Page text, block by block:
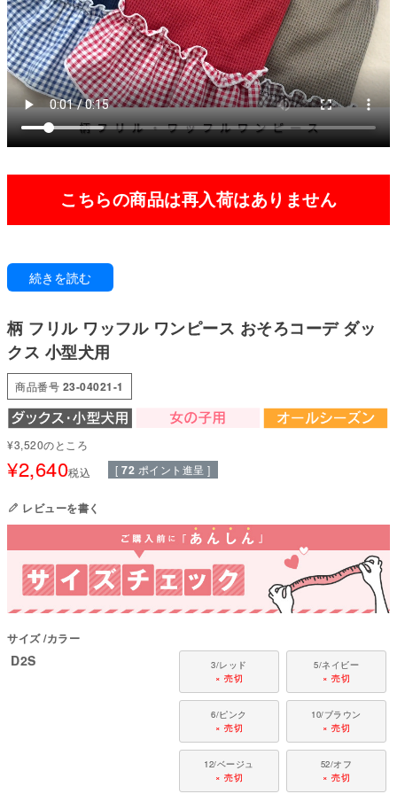
こちらの商品は再入荷はありません
柔らかなワッフルに、可愛い花柄、ギンガムチェック柄がキュートなフリル
ワンピース。
着心地の良さと可愛らしさを兼ね備えたオススメアイテムは、コットン
かわいい柄がフリルでついたレイヤード風ワンピース。オールシーズン対応
でお出かけ・お散歩がココロオドル♪
●本体：30/1コットンワッフル(綿100%)
●スカート：60Sローンプチフラワー柄(綿100%)40Ｓギンガム(綿100%)
●部分使い：40スパンテレコ(綿95%・ポリウレタン5%)
●日本製：MADE IN JAPAN
●伸縮性(5段階)：3
●厚さ(5段階)：2
●お洗濯について：手洗い又は、洗濯ネットを使用。アイロンは、当て布を
態で洗濯をしてください
国内の縫製工場と連携して、一つひとつ丁寧に仕上げています。心地よい着
心地をお楽しみください。
コレクション：【2023年春夏新作】
対象犬種
カニンヘン・ミニチュアダックス、ダックスフンド、シーズー、チワワ、パ
ピヨン、ポメラニアン、マルチーズ、トイプードル、ミニチュアシュナウザ
ー、ヨークシャーテリアなど
続きを読む
柄 フリル ワッフル ワンピース おそろコーデ ダッ
クス 小型犬用
商品番号 23-04021-1
¥3,520のところ
¥2,640税込 [ 72 ポイント進呈 ]
レビューを書く
サイズ カラー
D2S
3/レッド
× 売切
5/ネイビー
× 売切
6/ピンク
× 売切
10/ブラウン
× 売切
12/ベージュ
× 売切
52/オフ
× 売切